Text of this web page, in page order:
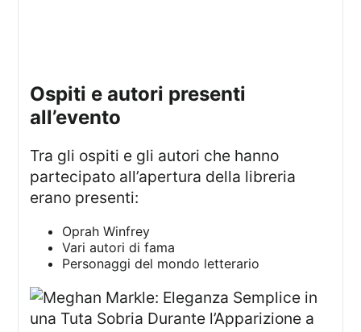
Ospiti e autori presenti
all’evento
Tra gli ospiti e gli autori che hanno
partecipato all’apertura della libreria
erano presenti:
Oprah Winfrey
Vari autori di fama
Personaggi del mondo letterario